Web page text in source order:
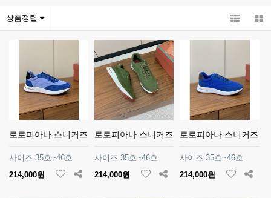
상품정렬
로로피아나 스니커즈
사이즈 35호~46호
214,000원
로로피아나 스니커즈
사이즈 35호~46호
214,000원
로로피아나 스니커즈
사이즈 35호~46호
214,000원